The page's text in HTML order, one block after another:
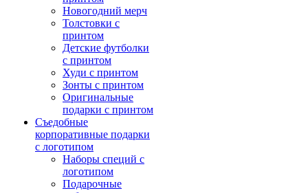
Новогодний мерч
Толстовки с
принтом
Детские футболки
с принтом
Худи с принтом
Зонты с принтом
Оригинальные
подарки с принтом
Съедобные
корпоративные подарки
с логотипом
Наборы специй с
логотипом
Подарочные